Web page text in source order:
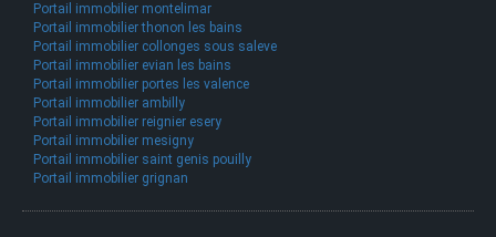
Portail immobilier montelimar
Portail immobilier thonon les bains
Portail immobilier collonges sous saleve
Portail immobilier evian les bains
Portail immobilier portes les valence
Portail immobilier ambilly
Portail immobilier reignier esery
Portail immobilier mesigny
Portail immobilier saint genis pouilly
Portail immobilier grignan